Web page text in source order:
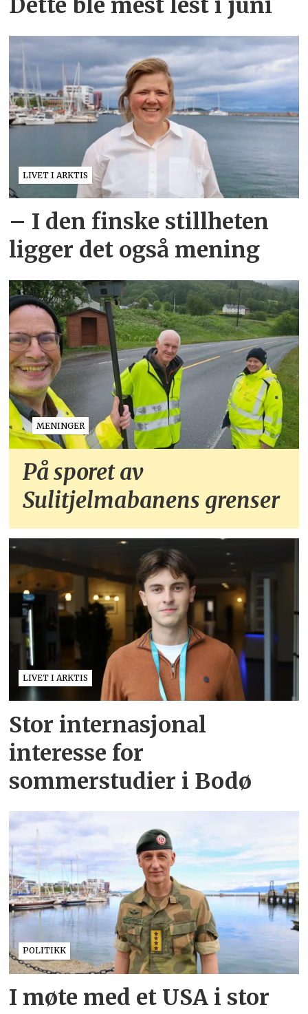
LIVET I ARKTIS
– I den finske stillheten
ligger det også mening
MENINGER
På sporet av
Sulitjelmabanens grenser
LIVET I ARKTIS
Stor internasjonal
interesse for
sommerstudier i Bodø
POLITIKK
I møte med et USA i stor